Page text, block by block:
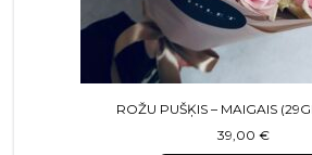
ROŽU PUŠĶIS – MAIGAIS
39,00 €